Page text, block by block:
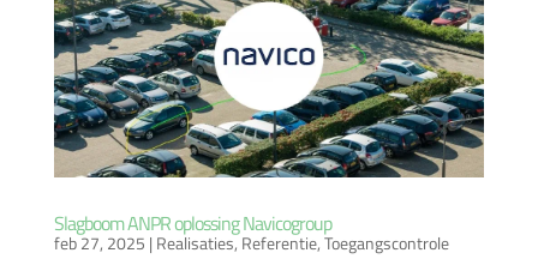
Slagboom ANPR oplossing Navicogroup
feb 27, 2025 | Realisaties,Referentie,Toegangscontrole